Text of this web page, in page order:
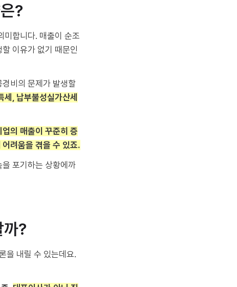
?
미합니다. 매출이 순조
이유가 없기 때문인
비의 문제가 발생할
, 납부불성실가산세
업의 매출이 꾸준히 증
려움을 겪을 수 있죠.
포기하는 상황에까
?
을 내릴 수 있는데요.